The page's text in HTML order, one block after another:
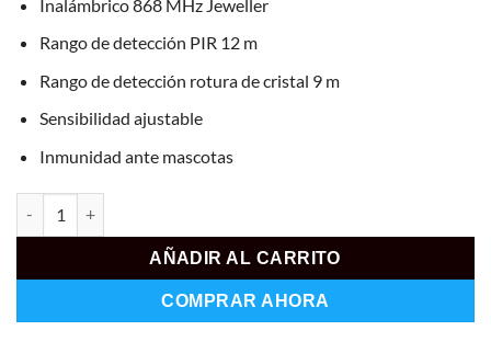
Inalámbrico 868 MHz Jeweller
Rango de detección PIR 12 m
Rango de detección rotura de cristal 9 m
Sensibilidad ajustable
Inmunidad ante mascotas
AÑADIR AL CARRITO
COMPRAR AHORA